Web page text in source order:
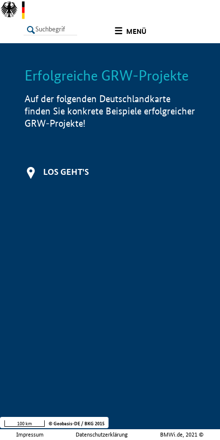
MENÜ
LISTE Info
Erfolgreiche GRW-Projekte
Auf der folgenden Deutschlandkarte
finden Sie konkrete Beispiele erfolgreicher
GRW-Projekte!
LOS GEHT'S
Impressum Datenschutzerklärung BMWi.de, 2021 ©
100 km © Geobasis-DE / BKG 2015